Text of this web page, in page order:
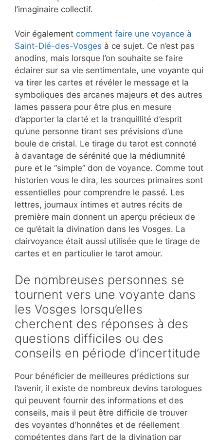
l’imaginaire collectif.
Voir également comment faire une voyance à
Saint-Dié-des-Vosges à ce sujet. Ce n’est pas
anodins, mais lorsque l’on souhaite se faire
éclairer sur sa vie sentimentale, une voyante qui
va tirer les cartes et révéler le message et la
symboliques des arcanes majeurs et des autres
lames passera pour être plus en mesure
d’apporter la clarté et la tranquillité d’esprit
qu’une personne tirant ses prévisions d’une
boule de cristal. Le tirage du tarot est connoté
à davantage de sérénité que la médiumnité
pure et le “simple” don de voyance. Comme tout
historien vous le dira, les sources primaires sont
essentielles pour comprendre le passé. Les
lettres, journaux intimes et autres récits de
première main donnent un aperçu précieux de
ce qu’était la divination dans les Vosges. La
clairvoyance était aussi utilisée que le tirage de
cartes et en particulier le tarot amour.
De nombreuses personnes se
tournent vers une voyante dans
les Vosges lorsqu’elles
cherchent des réponses à des
questions difficiles ou des
conseils en période d’incertitude
Pour bénéficier de meilleures prédictions sur
l’avenir, il existe de nombreux devins tarologues
qui peuvent fournir des informations et des
conseils, mais il peut être difficile de trouver
des voyantes d’honnêtes et de réellement
compétentes dans l’art de la divination par